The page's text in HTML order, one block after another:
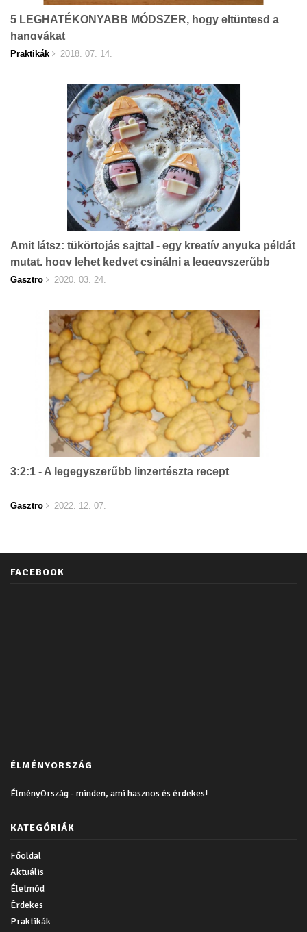
5 LEGHATÉKONYABB MÓDSZER, hogy eltüntesd a
hangyákat
Praktikák 2018. 07. 14.
Amit látsz: tükörtojás sajttal - egy kreatív anyuka példát
mutat, hogy lehet kedvet csinálni a legegyszerűbb
ételekhez
Gasztro 2020. 03. 24.
3:2:1 - A legegyszerűbb linzertészta recept
Gasztro 2022. 12. 07.
FACEBOOK
ÉLMÉNYORSZÁG
ÉlményOrszág - minden, ami hasznos és érdekes!
KATEGÓRIÁK
Főoldal
Aktuális
Életmód
Érdekes
Praktikák